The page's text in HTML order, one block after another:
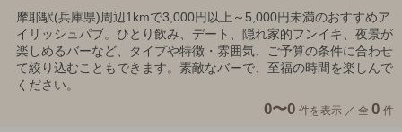
摩耶駅(兵庫県)周辺1kmで3,000円以上～5,000円未満のおすすめア
イリッシュパブ。ひとり飲み、デート、隠れ家的フンイキ、夜景が
楽しめるバーなど、タイプや特徴・雰囲気、ご予算の条件に合わせ
て絞り込むこともできます。素敵なバーで、至福の時間を楽しんで
ください。
0〜0 件を表示 ／ 全 0 件